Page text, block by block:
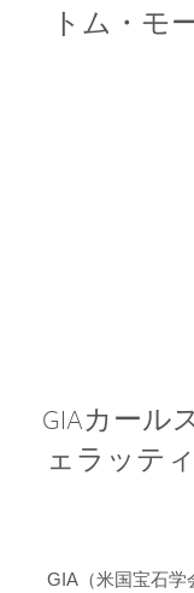
トム・モ
GIAカール
ェラッテ
GIA（米国宝石学